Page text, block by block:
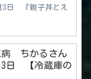
日 『親子丼とえ
ちかるさん
日 【冷蔵庫の